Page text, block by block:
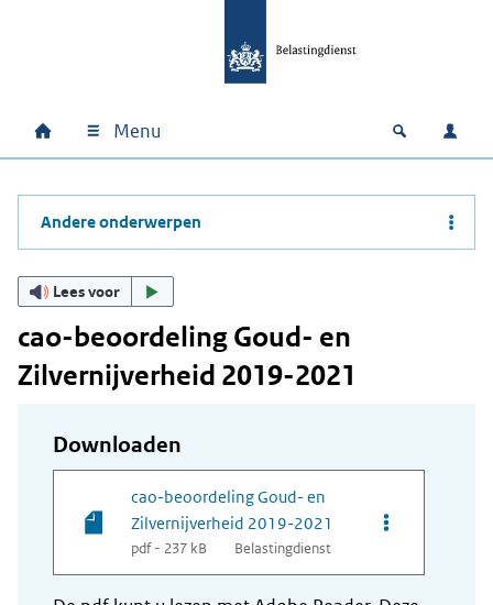
Hoofdnavigatie
Home Menu Open
Andere onderwerpen
Lees voor
cao-beoordeling Goud- en
Zilvernijverheid 2019-2021
Downloaden
cao-beoordeling Goud- en
Zilvernijverheid 2019-2021
pdf - 237 kB Belastingdienst
Opties van